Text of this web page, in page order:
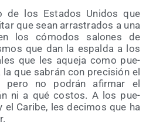
de los Esta­dos Uni­dos que
que sean arras­tra­dos a una
los cómo­dos salo­nes de
que dan la espal­da a los
que les aque­ja como pue­
que sabrán con pre­ci­sión el
pero no podrán afir­mar el
ni a qué cos­tos. A los pue­
el Cari­be, les deci­mos que ha